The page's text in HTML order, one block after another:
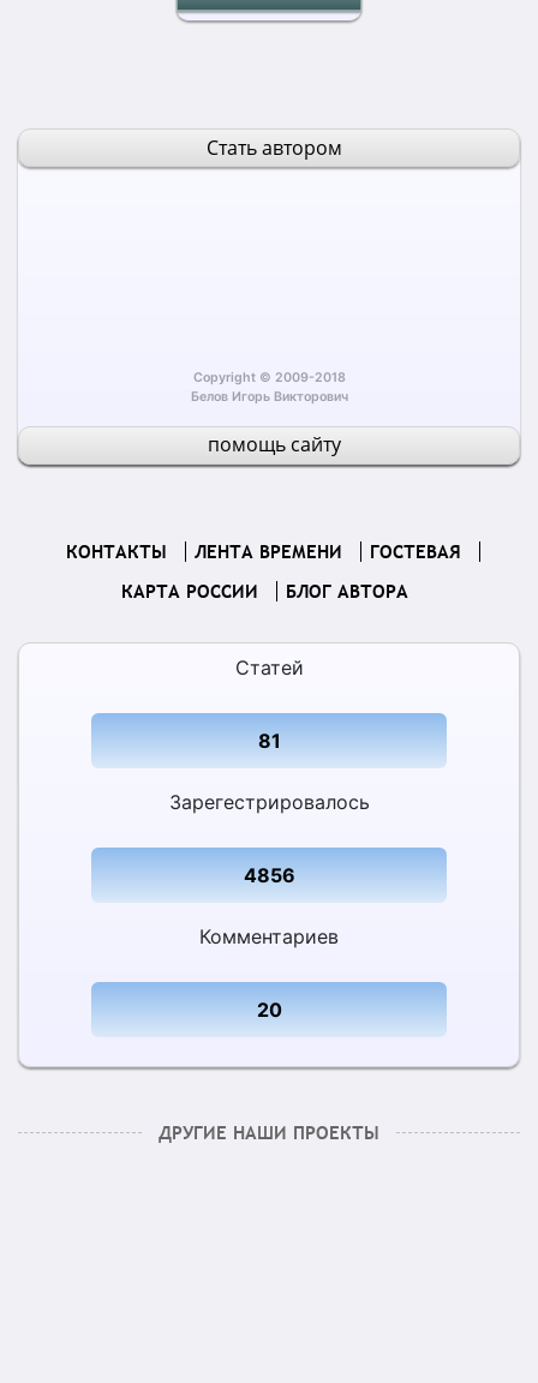
Стать автором
Copyright © 2009-2018
Белов Игорь Викторович
помощь сайту
КОНТАКТЫ (CURRENT)
ЛЕНТА ВРЕМЕНИ
ГОСТЕВАЯ
КАРТА РОССИИ
БЛОГ АВТОРА
Статей
81
Зарегестрировалось
4856
Комментариев
20
ДРУГИЕ НАШИ ПРОЕКТЫ